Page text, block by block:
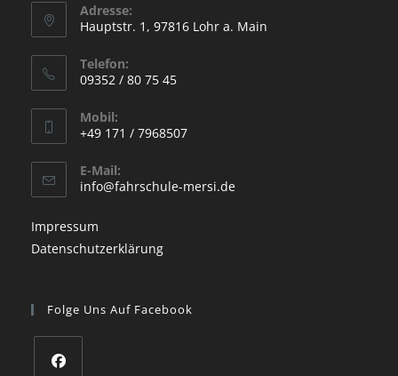
Adresse:
Hauptstr. 1, 97816 Lohr a. Main
in
a
new
tab
Telefon:
09352 / 80 75 45
in
your
application
Mobil:
+49 171 / 7968507
in
your
E-Mail:
info@fahrschule-mersi.deOpens
Impressum
Datenschutzerklärung
Folge Uns Auf Facebook